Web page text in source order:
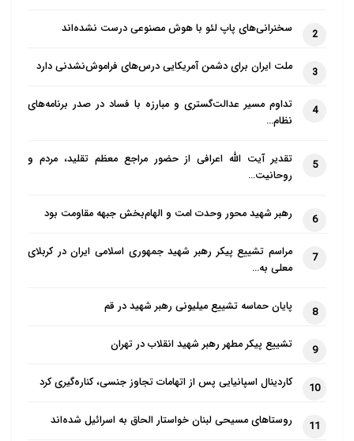
2 سخنرانی‌های پاپ لئو با هوش مصنوعی درست نشده‌اند
3 ملت ایران برای دشمن آمریکایی درس‌های فراموش‌نشدنی دارد
4
تداوم مسیر عدالت‌گستری و مبارزه با فساد در صدر برنامه‌های
نظام…
5
تقدیر آیت الله اعرافی از حضور مراجع معظم تقلید، مردم و
روحانیت…
6 رهبر شهید محور وحدت امت و الهام‌بخش جبهه مقاومت بود
7
مراسم تشییع پیکر رهبر شهید جمهوری اسلامی ایران در کربلای
معلی به…
8 پایان حماسه تشییع میلیونی رهبر شهید در قم
9 تشییع پیکر مطهر رهبر شهید انقلاب در تهران
10 کاردینال اسپانیایی پس از اتهامات تجاوز جنسی، کناره‌گیری کرد
11 روستاهای مسیحی لبنان خواستار الحاق به اسرائیل شده‌اند